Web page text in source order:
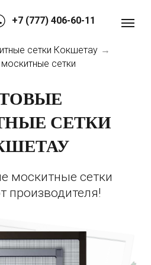
+7 (777) 406-60-11
сетки Кокшетау →
сетки
СЕТКИ
москитные сетки
производителя!